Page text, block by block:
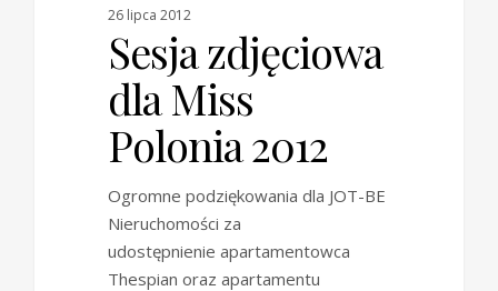
26 lipca 2012
Sesja zdjęciowa
dla Miss
Polonia 2012
Ogromne podziękowania dla JOT-BE
Nieruchomości za
udostępnienie apartamentowca
Thespian oraz apartamentu